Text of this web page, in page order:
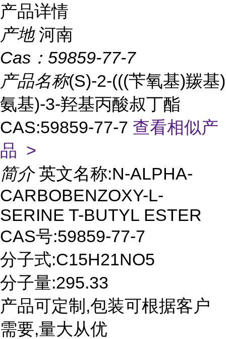
产品详情
产地 河南
Cas： 59859-77-7
产品名称(S)-2-(((苄氧基)羰基)
氨基)-3-羟基丙酸叔丁酯
CAS:59859-77-7 查看相似产
品 >
简介 英文名称:N-ALPHA-
CARBOBENZOXY-L-
SERINE T-BUTYL ESTER
CAS号:59859-77-7
分子式:C15H21NO5
分子量:295.33
产品可定制,包装可根据客户
需要,量大从优